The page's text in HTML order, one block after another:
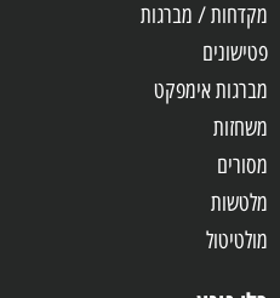
מקדחות / מברגות
פטישונים
מברגות אימפקט
משחזות
מסורים
מלטשות
מולטיטול